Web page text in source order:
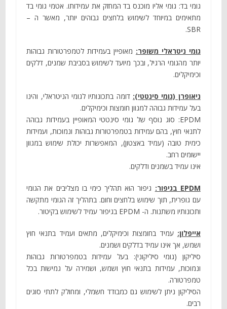
גומי בד: גומי אליו מוכנס בד המחזק את עמידותו. אטמי גומי בד
מתאימים במיוחד לשימוש בלחצים גבוהים יותר, מאשר ה –
SBR.
גומי ניטראלי משופר: מאופיין בעמידות לטמפרטורות גבוהות
יותר מהגומי הרגיל, ובכך מיועד לשימוש בסביבת שמנים, דלקים
וכימיקלים.
ניאופרן (גומי סינטטי): דומה בתכונותיו לגומי הניטראלי, והינו
בעל עמידות גבוהה למגוון חומצות וכימיקלים.
EPDM: סוג נוסף של גומי סינטטי המאופיין בעמידות גבוהה
לתנאי חוץ, בהם עמידות בטמפרטורות גבוהות ונמוכות, ועמידות
כימית טובה (עמיד באצטון), המאפשרות יכולת שימוש במגוון
יישומים רחב.
אינו עמיד בשמנים ודלקים.
EPDM בגיפור:
גיפור הוא תהליך כימי בו מצליבים את הגומי
עם גופרית, תוך שימוש בלחצים וחום. בתהליך זה הגומי מתקשה
ותכונותיו משתנות. ה- EPDM בגיפור עמיד לשימוש בקיטור.
אייפלון: עמיד בחומצות וכימיקלים, מתאים ועמיד בתנאי חוץ
ושמש, אך אינו עמיד בדלקים ושמנים.
סיליקון (גומי סיליקוני): בעל עמידות בטמפרטורות גבוהות
ונמוכות, עמידות בתנאי חוץ ושמש, ושמירה על גמישות בכל
טמפרטורה.
הסיליקון ניתן לשימוש גם כמבודד חשמלי, ומחולק לתתי סוגים
רבים.